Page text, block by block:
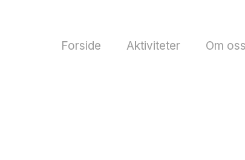
Forside Aktiviteter Om